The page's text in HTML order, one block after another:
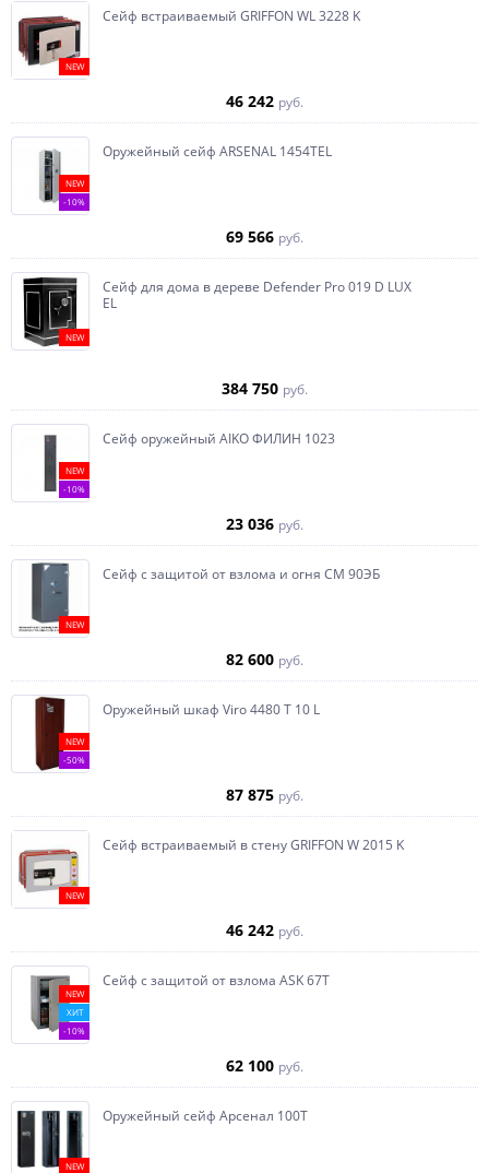
NEW
Сейф встраиваемый GRIFFON WL 3228 K
46 242 руб.
NEW
-10%
Оружейный сейф ARSENAL 1454ТEL
69 566 руб.
NEW
Сейф для дома в дереве Defender Pro 019 D LUX
EL
384 750 руб.
NEW
-10%
Сейф оружейный AIKO ФИЛИН 1023
23 036 руб.
NEW
Сейф с защитой от взлома и огня СМ 90ЭБ
82 600 руб.
NEW
-50%
Оружейный шкаф Viro 4480 T 10 L
87 875 руб.
NEW
Сейф встраиваемый в стену GRIFFON W 2015 K
46 242 руб.
NEW
ХИТ
-10%
Сейф с защитой от взлома ASK 67T
62 100 руб.
NEW
Оружейный сейф Арсенал 100Т